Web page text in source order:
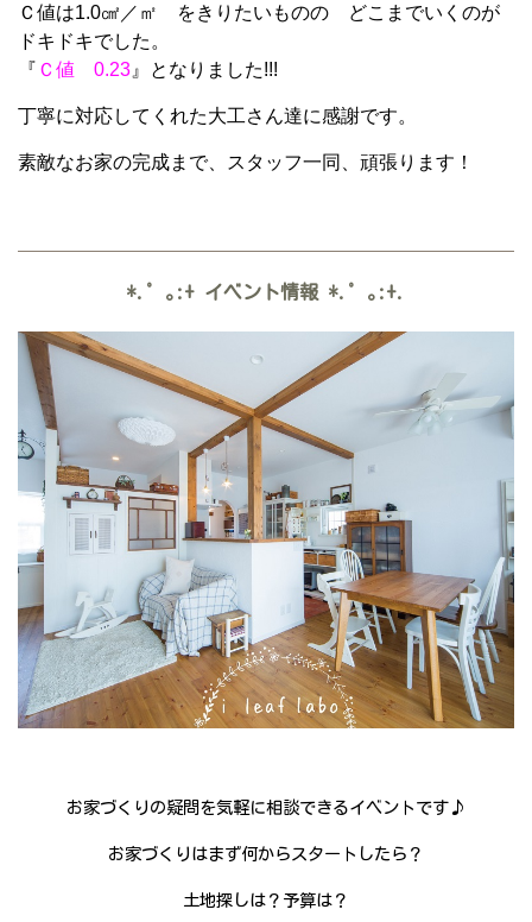
Ｃ値は1.0㎠／㎡ をきりたいものの どこまでいくのが
ドキドキでした。
『 Ｃ値 0.23 』となりました!!!
丁寧に対応してくれた大工さん達に感謝です。
素敵なお家の完成まで、スタッフ一同、頑張ります！
*.゜｡:+ イベント情報 *.゜｡:+.
お家づくりの疑問を気軽に相談できるイベントです♪
お家づくりはまず何からスタートしたら？
土地探しは？予算は？